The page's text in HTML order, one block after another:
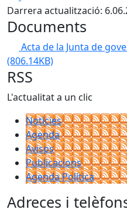
Darrera actualització:
Documents
Acta de la Junta de
(806.14KB)
RSS
L'actualitat a un clic
Notícies
Agenda
Avisos
Publicacions
Agenda Política
Adreces i